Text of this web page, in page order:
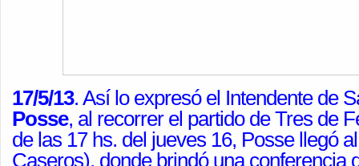
17/5/13. Así lo expresó el Intendente de
Posse, al recorrer el partido de Tres de
de las 17 hs. del jueves 16, Posse llegó
Caseros), donde brindó una conferencia